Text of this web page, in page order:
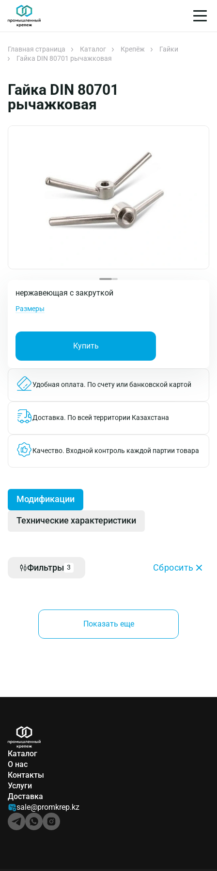
Главная страница Каталог Крепёж
Гайки
Гайка DIN 80701 рычажковая
Гайка DIN 80701
рычажковая
нержавеющая с закруткой
Размеры
Купить
Удобная оплата. По счету или банковской картой
Доставка. По всей территории Казахстана
Качество. Входной контроль каждой партии товара
Модификации
Технические характеристики
Фильтры 3 Сбросить
Показать еще
Каталог
О нас
Контакты
Услуги
Доставка
sale@promkrep.kz